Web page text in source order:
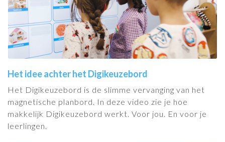
Het idee achter het Digikeuzebord
Het Digikeuzebord is de slimme vervanging van het
magnetische planbord. In deze video zie je hoe
makkelijk Digikeuzebord werkt. Voor jou. En voor je
leerlingen.